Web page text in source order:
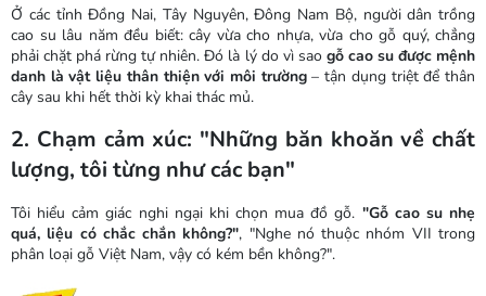
Ở các tỉnh Đồng Nai, Tây Nguyên, Đông Nam Bộ, người dân trồng
cao su lâu năm đều biết: cây vừa cho nhựa, vừa cho gỗ quý, chẳng
phải chặt phá rừng tự nhiên. Đó là lý do vì sao gỗ cao su được mệnh
danh là vật liệu thân thiện với môi trường– tận dụng triệt để thân
cây sau khi hết thời kỳ khai thác mủ.
2. Chạm cảm xúc: "Những băn khoăn về chất
lượng, tôi từng như các bạn"
Tôi hiểu cảm giác nghi ngại khi chọn mua đồ gỗ. "Gỗ cao su nhẹ
quá, liệu có chắc chắn không?", "Nghe nó thuộc nhóm VII trong
phân loại gỗ Việt Nam, vậy có kém bền không?".